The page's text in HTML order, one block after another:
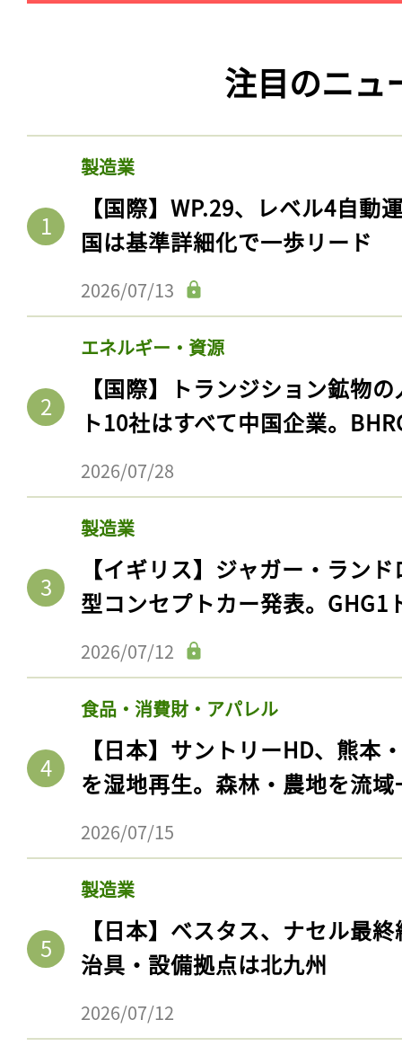
注目のニュ
製造業
【国際】WP.29、レベル4自動
国は基準詳細化で一歩リード
2026/07/13
エネルギー・資源
【国際】トランジション鉱物
ト10社はすべて中国企業。
2026/07/28
製造業
【イギリス】ジャガー・ラン
型コンセプトカー発表。GHG1
2026/07/12
食品・消費財・アパレル
【日本】サントリーHD、熊本
を湿地再生。森林・農地を流
2026/07/15
製造業
【日本】ベスタス、ナセル最
治具・設備拠点は北九州
2026/07/12